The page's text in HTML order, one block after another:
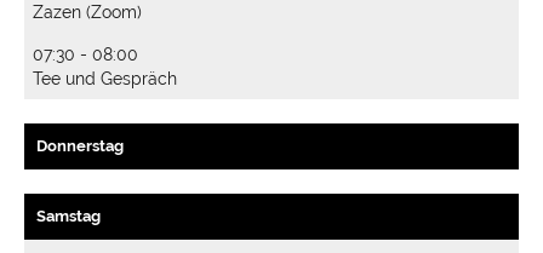
Zazen (Zoom)
07:30 - 08:00
Tee und Gespräch
Donnerstag
Samstag